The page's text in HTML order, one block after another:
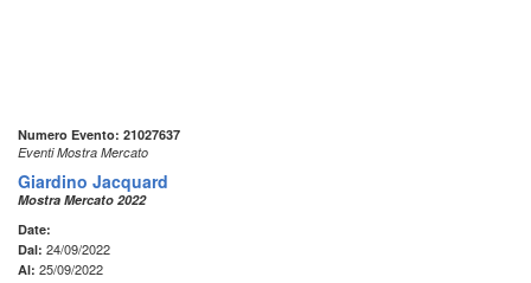
Numero Evento: 21027637
Eventi Mostra Mercato
Giardino Jacquard
Mostra Mercato 2022
Date:
Dal: 24/09/2022
Al: 25/09/2022